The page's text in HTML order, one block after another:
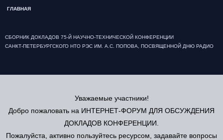
ГЛАВНАЯ
СБОРНИК ДОКЛАДОВ 75-Й НАУЧНО-ТЕХНИЧЕСКОЙ КОНФЕРЕНЦИИ
САНКТ-ПЕТЕРБУРГСКОГО НТО РЭС ИМ. А.С. ПОПОВА, ПОСВЯЩЕННОЙ ДНЮ РАДИО
Уважаемые участники!
Добро пожаловать на ИНТЕРНЕТ-ФОРУМ ДЛЯ ОБСУЖДЕНИЯ
ДОКЛАДОВ КОНФЕРЕНЦИИ.
Пожалуйста, активно пользуйтесь ресурсом, задавайте вопросы